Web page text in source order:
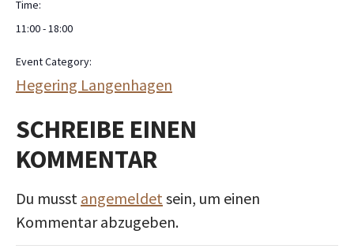
Time:
11:00 - 18:00
Event Category:
Hegering Langenhagen
SCHREIBE EINEN
KOMMENTAR
Du musst angemeldetsein, um einen
Kommentar abzugeben.